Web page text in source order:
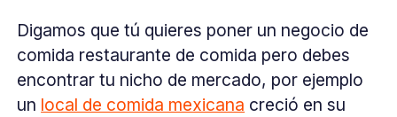
Digamos que tú quieres poner un negocio de
comida restaurante de comida pero debes
encontrar tu nicho de mercado, por ejemplo
un local de comida mexicana creció en su